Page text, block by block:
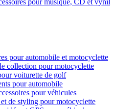
pour automobile et motocyclette
collection pour motocyclette
voiturette de golf
pour automobile
pour véhicules
de styling pour motocyclette